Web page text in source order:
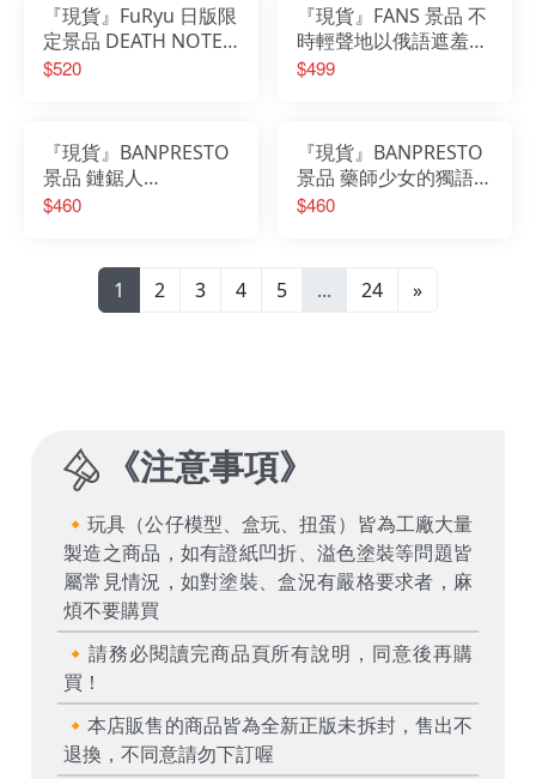
『現貨』FuRyu 日版限
定景品 DEATH NOTE
死亡筆記本 L 艾爾 羅萊
$520
『現貨』FANS 景品 不
時輕聲地以俄語遮羞的
鄰座艾莉同學 One-
$499
『現貨』BANPRESTO
景品 鏈鋸人
VIBRATION STARS 帕
$460
『現貨』BANPRESTO
景品 藥師少女的獨語
貓貓 公仔 月精
$460
1 2 3 4 5 ... 24 »
《注意事項》
🔸玩具（公仔模型、盒玩、扭蛋）皆為工廠大量
製造之商品，如有證紙凹折、溢色塗裝等問題皆
屬常見情況，如對塗裝、盒況有嚴格要求者，麻
煩不要購買
🔸請務必閱讀完商品頁所有說明，同意後再購
買！
🔸本店販售的商品皆為全新正版未拆封，售出不
退換，不同意請勿下訂喔